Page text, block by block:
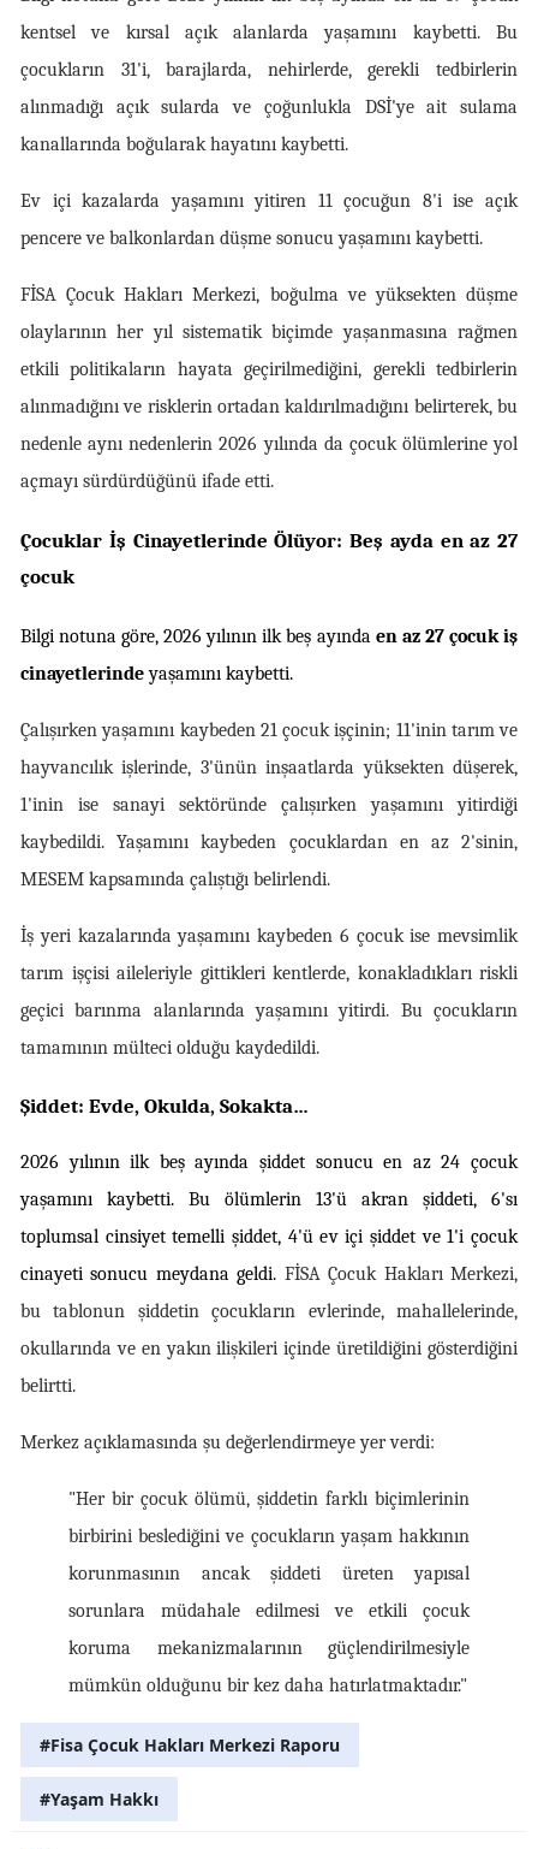
kentsel ve kırsal açık alanlarda yaşamını kaybetti. Bu
çocukların 31'i, barajlarda, nehirlerde, gerekli tedbirlerin
alınmadığı açık sularda ve çoğunlukla DSİ'ye ait sulama
kanallarında boğularak hayatını kaybetti.
Ev içi kazalarda yaşamını yitiren 11 çocuğun 8'i ise açık
pencere ve balkonlardan düşme sonucu yaşamını kaybetti.
FİSA Çocuk Hakları Merkezi, boğulma ve yüksekten düşme
olaylarının her yıl sistematik biçimde yaşanmasına rağmen
etkili politikaların hayata geçirilmediğini, gerekli tedbirlerin
alınmadığını ve risklerin ortadan kaldırılmadığını belirterek, bu
nedenle aynı nedenlerin 2026 yılında da çocuk ölümlerine yol
açmayı sürdürdüğünü ifade etti.
Çocuklar İş Cinayetlerinde Ölüyor: Beş ayda en az 27
çocuk
Bilgi notuna göre, 2026 yılının ilk beş ayında en az 27 çocuk iş
cinayetlerinde yaşamını kaybetti.
Çalışırken yaşamını kaybeden 21 çocuk işçinin; 11'inin tarım ve
hayvancılık işlerinde, 3'ünün inşaatlarda yüksekten düşerek,
1'inin ise sanayi sektöründe çalışırken yaşamını yitirdiği
kaybedildi. Yaşamını kaybeden çocuklardan en az 2'sinin,
MESEM kapsamında çalıştığı belirlendi.
İş yeri kazalarında yaşamını kaybeden 6 çocuk ise mevsimlik
tarım işçisi aileleriyle gittikleri kentlerde, konakladıkları riskli
geçici barınma alanlarında yaşamını yitirdi. Bu çocukların
tamamının mülteci olduğu kaydedildi.
Şiddet: Evde, Okulda, Sokakta…
2026 yılının ilk beş ayında şiddet sonucu en az 24 çocuk
yaşamını kaybetti. Bu ölümlerin 13'ü akran şiddeti, 6'sı
toplumsal cinsiyet temelli şiddet, 4'ü ev içi şiddet ve 1'i çocuk
cinayeti sonucu meydana geldi. FİSA Çocuk Hakları Merkezi,
bu tablonun şiddetin çocukların evlerinde, mahallelerinde,
okullarında ve en yakın ilişkileri içinde üretildiğini gösterdiğini
belirtti.
Merkez açıklamasında şu değerlendirmeye yer verdi:
"Her bir çocuk ölümü, şiddetin farklı biçimlerinin
birbirini beslediğini ve çocukların yaşam hakkının
korunmasının ancak şiddeti üreten yapısal
sorunlara müdahale edilmesi ve etkili çocuk
koruma mekanizmalarının güçlendirilmesiyle
mümkün olduğunu bir kez daha hatırlatmaktadır."
#Fisa Çocuk Hakları Merkezi Raporu
#Yaşam Hakkı